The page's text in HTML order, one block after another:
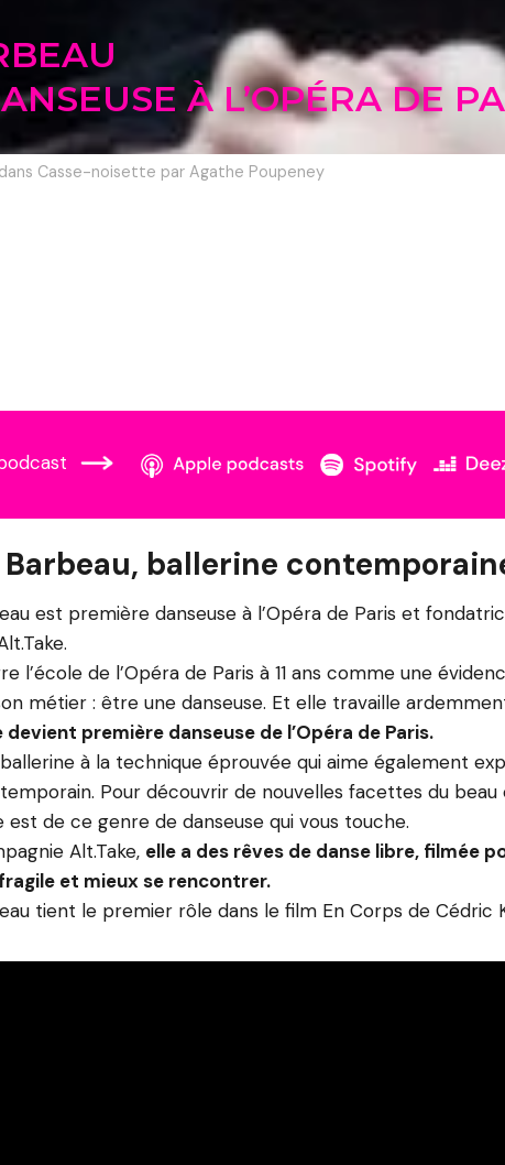
À L’OPÉRA DE
Casse-noisette par Agathe Poupeney
ballerine
est première danseuse à l’Opéra de Paris et
l’école de l’Opéra de Paris à 11 ans comme une
métier : être une danseuse. Et elle travaille
devient première danseuse de l’Opéra de Paris.
à la technique éprouvée qui aime également
Pour découvrir de nouvelles facettes du beau
est de ce genre de danseuse qui vous touche.
Alt.Take, elle a des rêves de danse libre, filmée
et mieux se rencontrer.
tient le premier rôle dans le film En Corps de Cédric